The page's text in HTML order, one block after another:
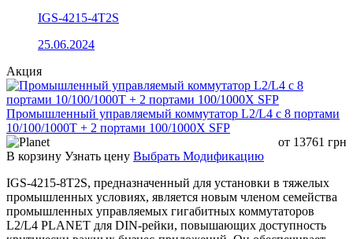
IGS-4215-4T2S
25.06.2024
Акция
Промышленный управляемый коммутатор L2/L4 с 8 портами
10/100/1000T + 2 портами 100/1000X SFP
от 13761 грн
В корзину Узнать цену Выбрать Модификацию
IGS-4215-8T2S, предназначенный для установки в тяжелых
промышленных условиях, является новым членом семейства
промышленных управляемых гигабитных коммутаторов
L2/L4 PLANET для DIN-рейки, повышающих доступность